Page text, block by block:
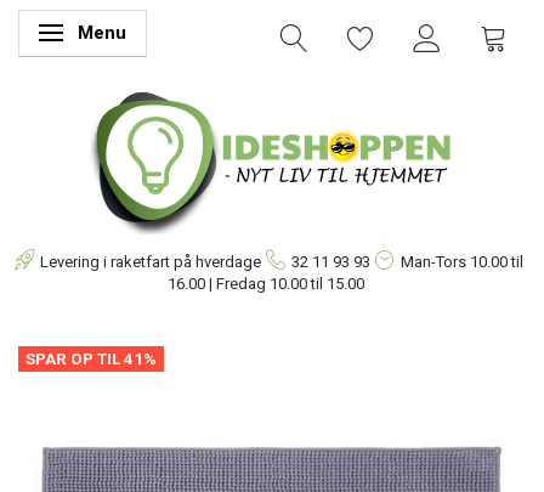
Skifte navigation
Menu
Levering i raketfart på hverdage 32 11 93 93 Man-Tors 10.00 til
16.00 | Fredag 10.00 til 15.00
SPAR OP TIL 41%